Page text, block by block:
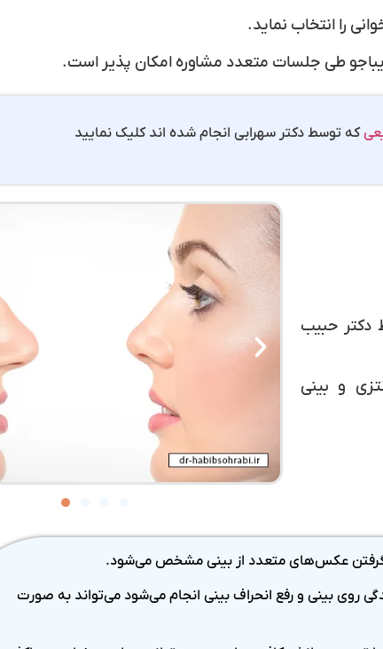
را انتخاب نماید.
طی جلسات متعدد مشاوره امکان پذیر است.
که توسط دکتر سهرابی انجام شده اند کلیک نمایید
دکتر حبیب
و بینی
گرفتن عکس‌های متعدد از بینی مشخص می‌شود.
روی بینی و رفع انحراف بینی انجام می‌شود می‌تواند به صورت